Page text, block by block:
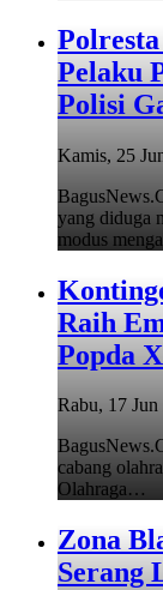
Pelaku
Polisi
Kamis, 25
yang diduga
modus
Raih
Popda
Rabu, 17
cabang
Olahraga…
Zona
Serang